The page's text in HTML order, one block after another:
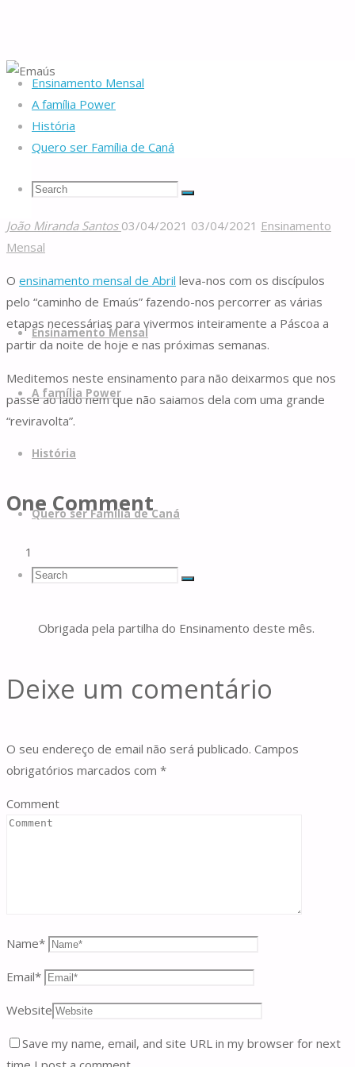
Ensinamento Mensal
A família Power
História
Quero ser Família de Caná
Search
Search
for:
Search
Famílias
Caná
Skip
content
Ensinamento Mensal
A família Power
História
Quero ser Família de Caná
Search
Search
for:
Search
Home
Da nascente Ensinamento Mensal
João Miranda Santos 03/04/2021 03/04/2021 Ensinamento
Mensal
O ensinamento mensal de Abril leva-nos com os discípulos
pelo “caminho de Emaús” fazendo-nos percorrer as várias
etapas necessárias para vivermos inteiramente a Páscoa a
partir da noite de hoje e nas próximas semanas.
Meditemos neste ensinamento para não deixarmos que nos
passe ao lado nem que não saiamos dela com uma grande
“reviravolta”.
One Comment
03/04/2021 at 11:08 pm5 anos ago
Obrigada pela partilha do Ensinamento deste mês.
Deixe um comentário
O seu endereço de email não será publicado. Campos
obrigatórios marcados com *
Comment
Name*
Email*
Website
Save my name, email, and site URL in my browser for next